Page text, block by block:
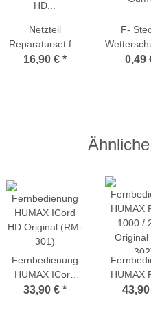
Netzteil
Reparaturset für
Humax ICord HD
16,90 € *
F-
0,49
Fernbedienung
HUMAX ICord
HD Original (RM-
33,90 € *
HUMAX
1000 /